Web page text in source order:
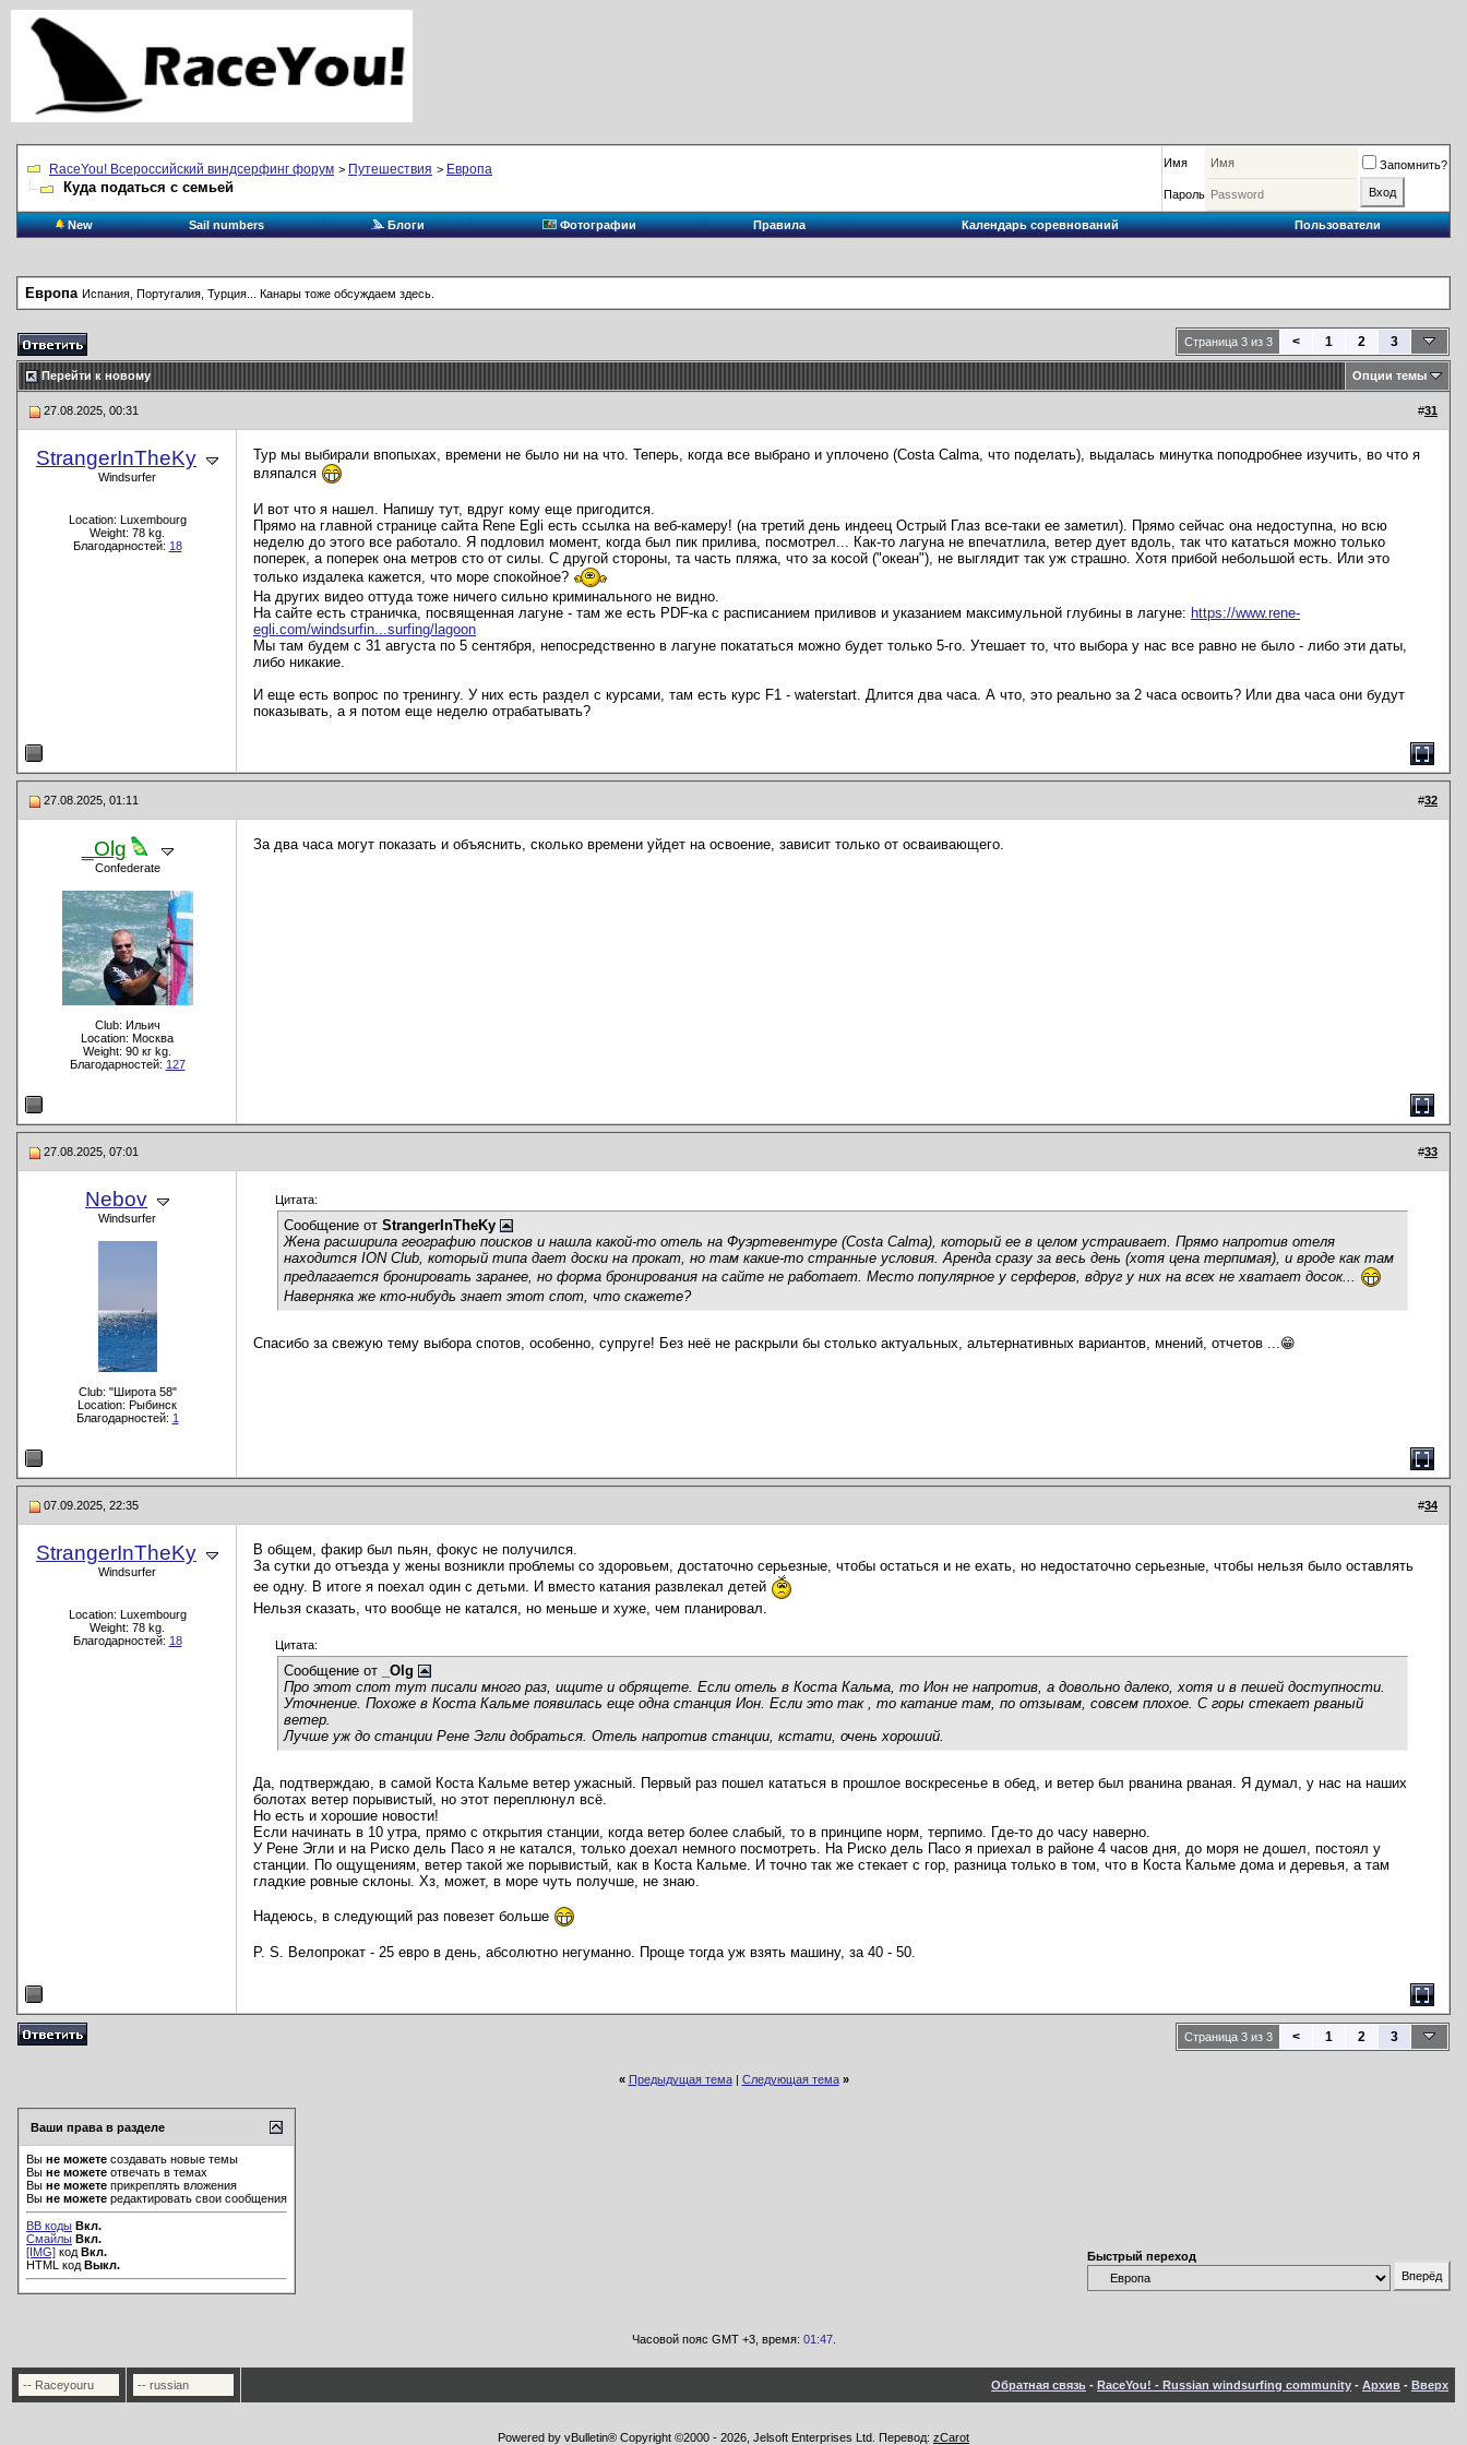
RaceYou! Всероссийский виндсерфинг форум > Путешествия > Европа
Куда податься с семьей
Имя Запомнить?
Пароль
New Sail numbers Блоги Фотографии Правила Календарь соревнований Пользователи
Европа Испания, Португалия, Турция... Канары тоже обсуждаем здесь.
Страница 3 из 3 < 1 2 3
Перейти к новому Опции темы
27.08.2025, 00:31 #31
StrangerInTheKy
Windsurfer
Location: Luxembourg
Weight: 78 kg.
Благодарностей: 18
Тур мы выбирали впопыхах, времени не было ни на что. Теперь, когда все выбрано и уплочено (Costa Calma, что поделать), выдалась минутка поподробнее изучить, во что я
вляпался
И вот что я нашел. Напишу тут, вдруг кому еще пригодится.
Прямо на главной странице сайта Rene Egli есть ссылка на веб-камеру! (на третий день индеец Острый Глаз все-таки ее заметил). Прямо сейчас она недоступна, но всю
неделю до этого все работало. Я подловил момент, когда был пик прилива, посмотрел... Как-то лагуна не впечатлила, ветер дует вдоль, так что кататься можно только
поперек, а поперек она метров сто от силы. С другой стороны, та часть пляжа, что за косой ("океан"), не выглядит так уж страшно. Хотя прибой небольшой есть. Или это
только издалека кажется, что море спокойное?
На других видео оттуда тоже ничего сильно криминального не видно.
На сайте есть страничка, посвященная лагуне - там же есть PDF-ка с расписанием приливов и указанием максимульной глубины в лагуне: https://www.rene-
egli.com/windsurfin...surfing/lagoon
Мы там будем с 31 августа по 5 сентября, непосредственно в лагуне покататься можно будет только 5-го. Утешает то, что выбора у нас все равно не было - либо эти даты,
либо никакие.
И еще есть вопрос по тренингу. У них есть раздел с курсами, там есть курс F1 - waterstart. Длится два часа. А что, это реально за 2 часа освоить? Или два часа они будут
показывать, а я потом еще неделю отрабатывать?
27.08.2025, 01:11 #32
_Olg
Confederate
Club: Ильич
Location: Москва
Weight: 90 кг kg.
Благодарностей: 127
За два часа могут показать и объяснить, сколько времени уйдет на освоение, зависит только от осваивающего.
27.08.2025, 07:01 #33
Nebov
Windsurfer
Club: "Широта 58"
Location: Рыбинск
Благодарностей: 1
Цитата:
Сообщение от StrangerInTheKy
Жена расширила географию поисков и нашла какой-то отель на Фуэртевентуре (Costa Calma), который ее в целом устраивает. Прямо напротив отеля
находится ION Club, который типа дает доски на прокат, но там какие-то странные условия. Аренда сразу за весь день (хотя цена терпимая), и вроде как там
предлагается бронировать заранее, но форма бронирования на сайте не работает. Место популярное у серферов, вдруг у них на всех не хватает досок...
Наверняка же кто-нибудь знает этот спот, что скажете?
Спасибо за свежую тему выбора спотов, особенно, супруге! Без неё не раскрыли бы столько актуальных, альтернативных вариантов, мнений, отчетов ...😁
07.09.2025, 22:35 #34
StrangerInTheKy
Windsurfer
Location: Luxembourg
Weight: 78 kg.
Благодарностей: 18
В общем, факир был пьян, фокус не получился.
За сутки до отъезда у жены возникли проблемы со здоровьем, достаточно серьезные, чтобы остаться и не ехать, но недостаточно серьезные, чтобы нельзя было оставлять
ее одну. В итоге я поехал один с детьми. И вместо катания развлекал детей
Нельзя сказать, что вообще не катался, но меньше и хуже, чем планировал.
Цитата:
Сообщение от
_Olg
Про этот спот тут писали много раз, ищите и обрящете. Если отель в Коста Кальма, то Ион не напротив, а довольно далеко, хотя и в пешей доступности.
Уточнение. Похоже в Коста Кальме появилась еще одна станция Ион. Если это так , то катание там, по отзывам, совсем плохое. С горы стекает рваный
ветер.
Лучше уж до станции Рене Эгли добраться. Отель напротив станции, кстати, очень хороший.
Да, подтверждаю, в самой Коста Кальме ветер ужасный. Первый раз пошел кататься в прошлое воскресенье в обед, и ветер был рванина рваная. Я думал, у нас на наших
болотах ветер порывистый, но этот переплюнул всё.
Но есть и хорошие новости!
Если начинать в 10 утра, прямо с открытия станции, когда ветер более слабый, то в принципе норм, терпимо. Где-то до часу наверно.
У Рене Эгли и на Риско дель Пасо я не катался, только доехал немного посмотреть. На Риско дель Пасо я приехал в районе 4 часов дня, до моря не дошел, постоял у
станции. По ощущениям, ветер такой же порывистый, как в Коста Кальме. И точно так же стекает с гор, разница только в том, что в Коста Кальме дома и деревья, а там
гладкие ровные склоны. Хз, может, в море чуть получше, не знаю.
Надеюсь, в следующий раз повезет больше
P. S. Велопрокат - 25 евро в день, абсолютно негуманно. Проще тогда уж взять машину, за 40 - 50.
Страница 3 из 3 < 1 2 3
« Предыдущая тема| Следующая тема »
Ваши права в разделе
Вы не можете создавать новые темы
Вы не можете отвечать в темах
Вы не можете прикреплять вложения
Вы не можете редактировать свои сообщения
BB коды Вкл.
Смайлы Вкл.
[IMG] код Вкл.
HTML код Выкл.
Быстрый переход
Часовой пояс GMT +3, время: 01:47.
Обратная связь - RaceYou! - Russian windsurfing community - Архив - Вверх
Powered by vBulletin® Copyright ©2000 - 2026, Jelsoft Enterprises Ltd. Перевод: zCarot